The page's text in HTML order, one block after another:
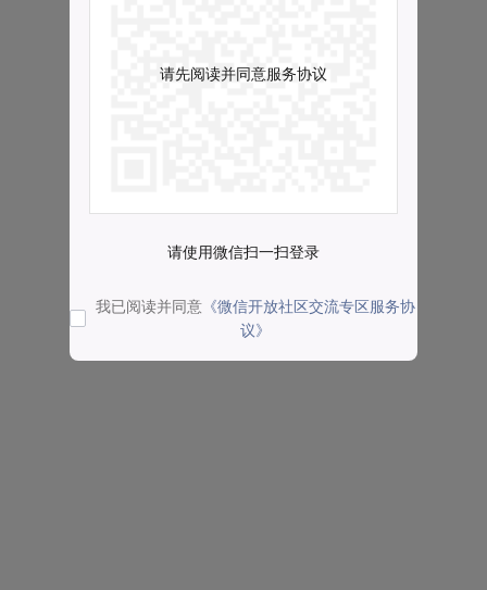
请先阅读并同意服务协议
请使用微信扫一扫登录
我已阅读并同意 《微信开放社区交流专区服务协
议》